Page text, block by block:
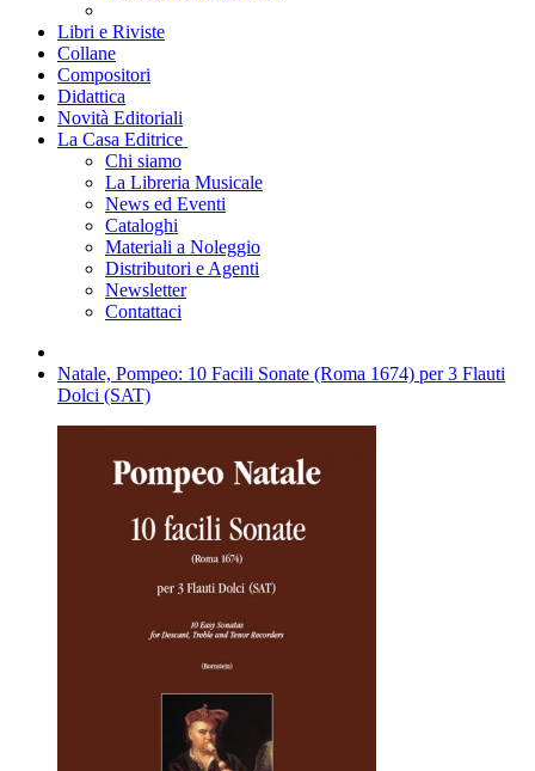
Libri e Riviste
Collane
Compositori
Didattica
Novità Editoriali
La Casa Editrice
Chi siamo
La Libreria Musicale
News ed Eventi
Cataloghi
Materiali a Noleggio
Distributori e Agenti
Newsletter
Contattaci
Natale, Pompeo: 10 Facili Sonate (Roma 1674) per 3 Flauti
Dolci (SAT)